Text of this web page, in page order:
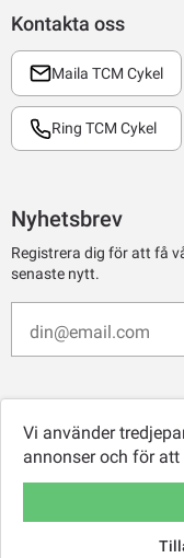
Kontakta oss
Maila TCM Cykel
Ring TCM Cykel
Nyhetsbrev
Registrera dig för att få
senaste nytt.
©
Vi använder
annonser och för